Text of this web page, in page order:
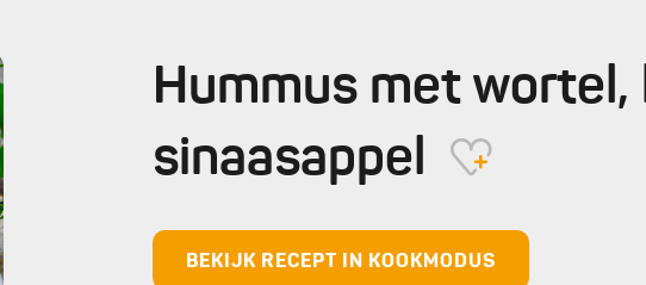
Hummus met wortel,
sinaasappel
BEKIJK RECEPT IN KOOKMODUS